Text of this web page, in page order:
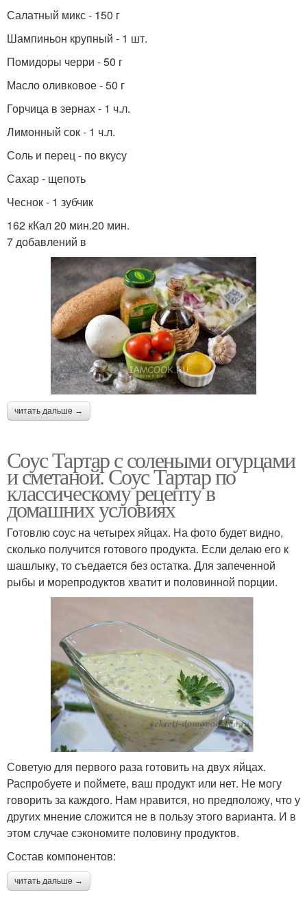
Салатный микс - 150 г
Шампиньон крупный - 1 шт.
Помидоры черри - 50 г
Масло оливковое - 50 г
Горчица в зернах - 1 ч.л.
Лимонный сок - 1 ч.л.
Соль и перец - по вкусу
Сахар - щепоть
Чеснок - 1 зубчик
162 кКал 20 мин.20 мин.
7 добавлений в
читать дальше →
Соус Тартар с солеными огурцами
и сметаной. Соус Тартар по
классическому рецепту в
домашних условиях
Готовлю соус на четырех яйцах. На фото будет видно,
сколько получится готового продукта. Если делаю его к
шашлыку, то съедается без остатка. Для запеченной
рыбы и морепродуктов хватит и половинной порции.
Советую для первого раза готовить на двух яйцах.
Распробуете и поймете, ваш продукт или нет. Не могу
говорить за каждого. Нам нравится, но предположу, что у
других мнение сложится не в пользу этого варианта. И в
этом случае сэкономите половину продуктов.
Состав компонентов:
читать дальше →